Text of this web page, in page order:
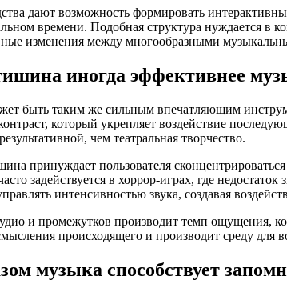
дают возможность формировать
времени. Подобная структура нуждается в
изменения между многообразными
иногда эффективнее
быть таким же сильным впечатляющим
который укрепляет воздействие
чем театральная творчество.
принуждает пользователя
задействуется в хоррор-играх, где
интенсивностью звука, создавая
и промежутков производит темп ощущения,
происходящего и производит среду для
музыка способствует